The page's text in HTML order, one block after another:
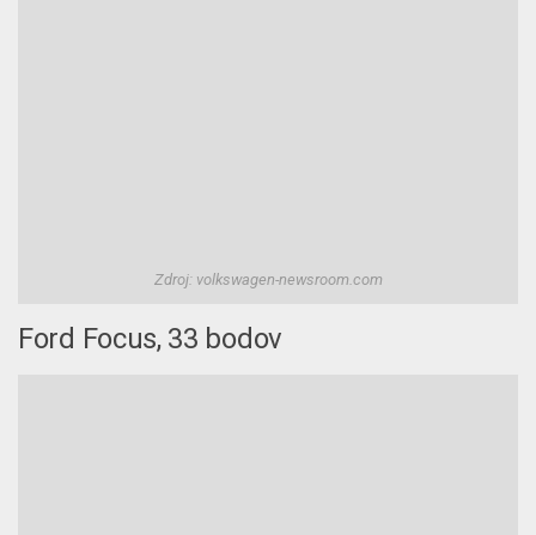
Zdroj: volkswagen-newsroom.com
Ford Focus, 33 bodov